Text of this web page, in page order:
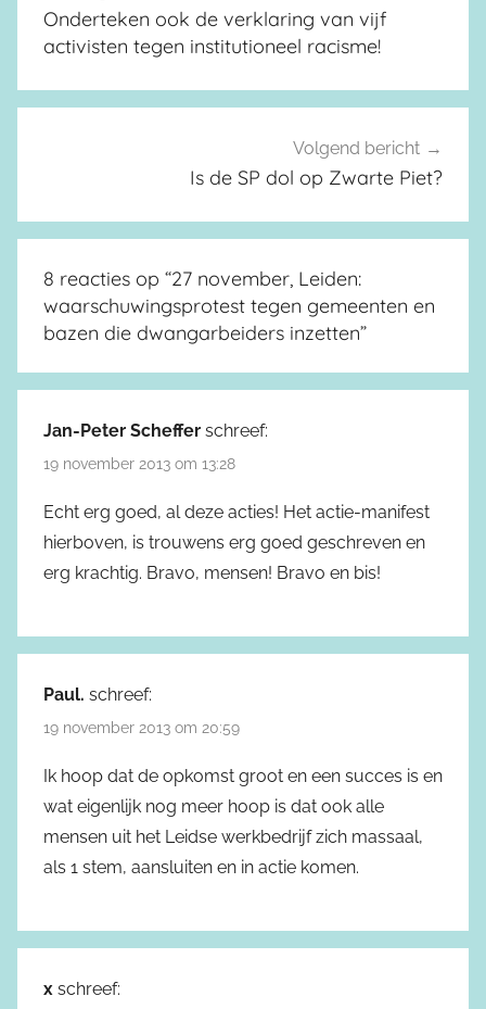
Onderteken ook de verklaring van vijf
activisten tegen institutioneel racisme!
Volgend bericht
Is de SP dol op Zwarte Piet?
8 reacties op “27 november, Leiden:
waarschuwingsprotest tegen gemeenten en
bazen die dwangarbeiders inzetten”
Jan-Peter Scheffer schreef:
19 november 2013 om 13:28
Echt erg goed, al deze acties! Het actie-manifest
hierboven, is trouwens erg goed geschreven en
erg krachtig. Bravo, mensen! Bravo en bis!
Paul. schreef:
19 november 2013 om 20:59
Ik hoop dat de opkomst groot en een succes is en
wat eigenlijk nog meer hoop is dat ook alle
mensen uit het Leidse werkbedrijf zich massaal,
als 1 stem, aansluiten en in actie komen.
x schreef: